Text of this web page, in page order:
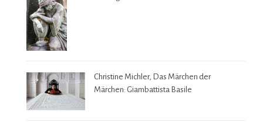
Christine Michler, Das Märchen der
Märchen: Giambattista Basile